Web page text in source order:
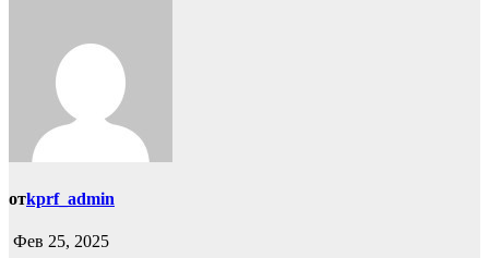
отkprf_admin
Фев 25, 2025